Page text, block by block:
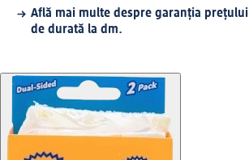
Află mai multe despre garanția prețului
de durată la dm.